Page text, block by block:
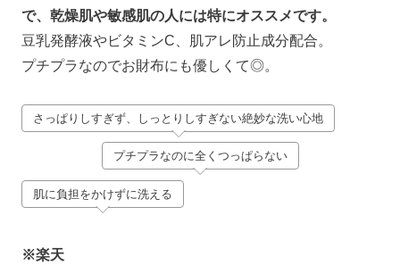
で、乾燥肌や敏感肌の人には特にオススメです。
豆乳発酵液やビタミンC、肌アレ防止成分配合。
プチプラなのでお財布にも優しくて◎。
さっぱりしすぎず、しっとりしすぎない絶妙な洗い心地
プチプラなのに全くつっぱらない
肌に負担をかけずに洗える
※楽天